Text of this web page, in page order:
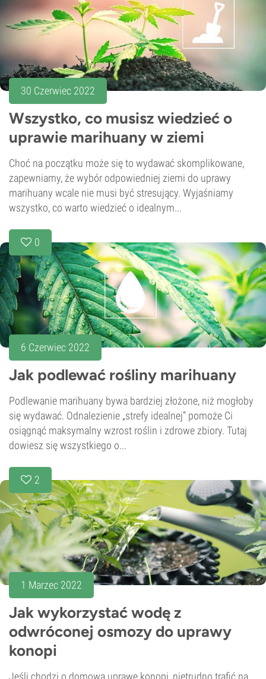
30 Czerwiec 2022
Wszystko, co musisz wiedzieć o
uprawie marihuany w ziemi
Choć na początku może się to wydawać skomplikowane,
zapewniamy, że wybór odpowiedniej ziemi do uprawy
marihuany wcale nie musi być stresujący. Wyjaśniamy
wszystko, co warto wiedzieć o idealnym...
0
6 Czerwiec 2022
Jak podlewać rośliny marihuany
Podlewanie marihuany bywa bardziej złożone, niż mogłoby
się wydawać. Odnalezienie „strefy idealnej” pomoże Ci
osiągnąć maksymalny wzrost roślin i zdrowe zbiory. Tutaj
dowiesz się wszystkiego o...
2
1 Marzec 2022
Jak wykorzystać wodę z
odwróconej osmozy do uprawy
konopi
Jeśli chodzi o domową uprawę konopi, nietrudno trafić na